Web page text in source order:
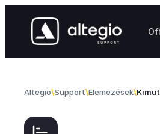
Altegio Support Elemezések